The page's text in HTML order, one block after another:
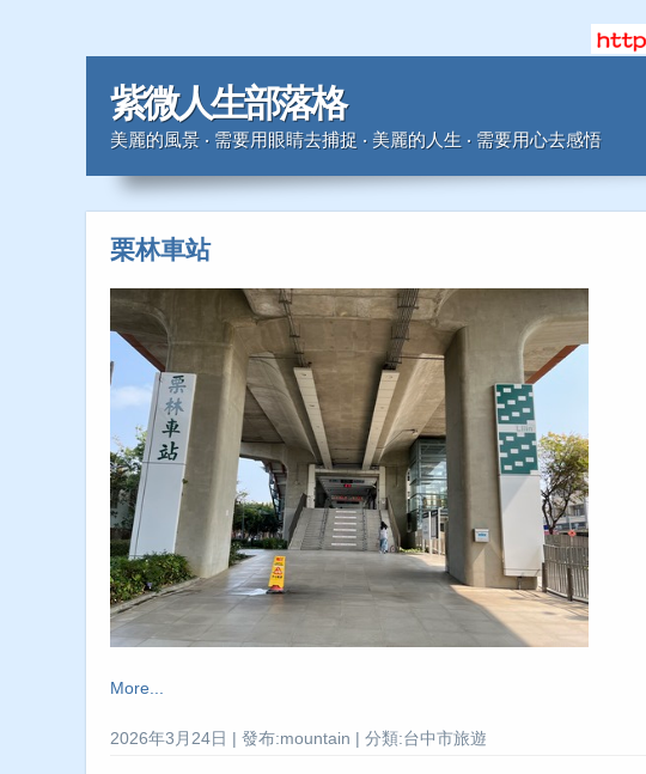
紫微人生部落格
美麗的風景 ‧ 需要用眼睛去捕捉 ‧ 美麗的人生 ‧ 需要用心去感悟
栗林車站
More...
2026年3月24日 | 發布:mountain | 分類:台中市旅遊